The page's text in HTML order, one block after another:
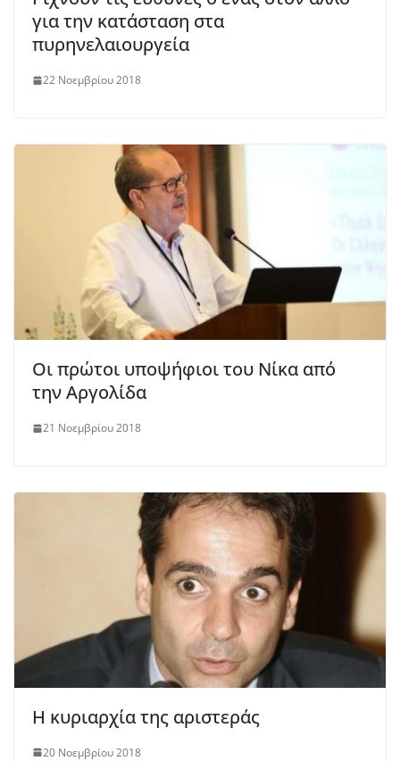
για την κατάσταση στα
πυρηνελαιουργεία
22 Νοεμβρίου 2018
Οι πρώτοι υποψήφιοι του Νίκα από
την Αργολίδα
21 Νοεμβρίου 2018
Η κυριαρχία της αριστεράς
20 Νοεμβρίου 2018